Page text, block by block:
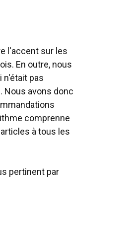
l'accent sur les
En outre, nous
n'était pas
Nous avons donc
comprenne
à tous les
pertinent par